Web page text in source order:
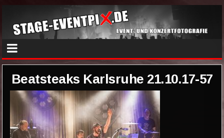
Beatsteaks Karlsruhe 21.10.17-57